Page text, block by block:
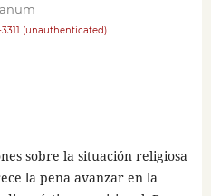
(unauthenticated)
sobre la situación religiosa
la pena avanzar en la